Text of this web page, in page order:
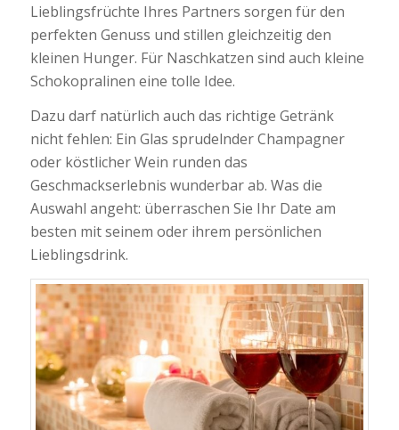
Lieblingsfrüchte Ihres Partners sorgen für den
perfekten Genuss und stillen gleichzeitig den
kleinen Hunger. Für Naschkatzen sind auch kleine
Schokopralinen eine tolle Idee.
Dazu darf natürlich auch das richtige Getränk
nicht fehlen: Ein Glas sprudelnder Champagner
oder köstlicher Wein runden das
Geschmackserlebnis wunderbar ab. Was die
Auswahl angeht: überraschen Sie Ihr Date am
besten mit seinem oder ihrem persönlichen
Lieblingsdrink.